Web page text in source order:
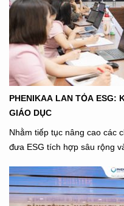
PHENIKAA LAN TỎA ESG:
GIÁO DỤC
Nhằm tiếp tục nâng cao các
đưa ESG tích hợp sâu rộng